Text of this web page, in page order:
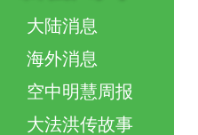
大陆消息
海外消息
空中明慧周报
大法洪传故事